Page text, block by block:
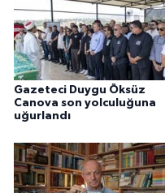
Gazeteci Duygu Öksüz
Canova son yolculuğuna
uğurlandı